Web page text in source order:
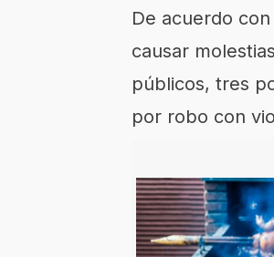
De acuerdo
causar
públicos, tres
por robo con